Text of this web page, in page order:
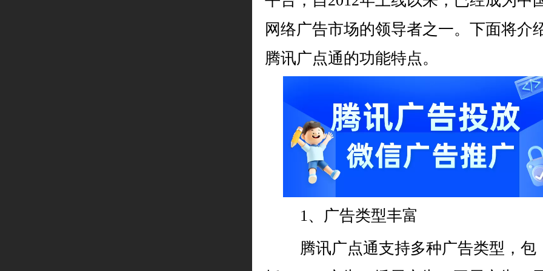
网络广告市场的领导者之一。下面将介
腾讯广点通的功能特点。
1、广告类型丰富
腾讯广点通支持多种广告类型，包